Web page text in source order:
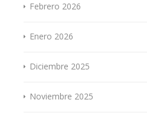
Febrero 2026
Enero 2026
Diciembre 2025
Noviembre 2025